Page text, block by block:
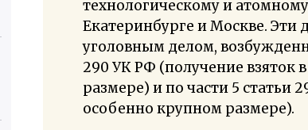
технологическому и
Екатеринбурге и Москве. Эти
уголовным делом,
290 УК РФ (получение взяток
размере) и по части 5 статьи
особенно крупном размере).